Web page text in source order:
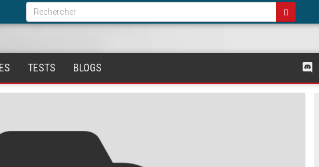
Formulaire
de
recherche
Rechercher
TESTS BLOGS